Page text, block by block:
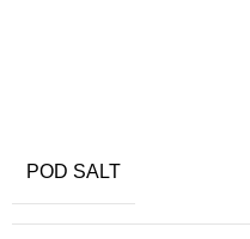
POD SALT